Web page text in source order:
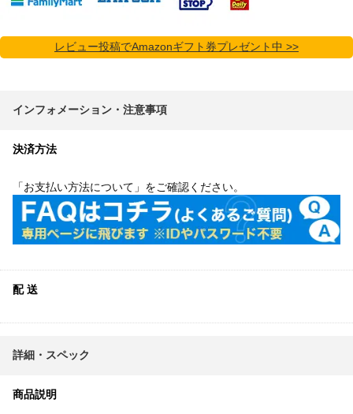
レビュー投稿でAmazonギフト券プレゼント中 >>
インフォメーション・注意事項
決済方法
「お支払い方法について」をご確認ください。
配 送
詳細・スペック
商品説明